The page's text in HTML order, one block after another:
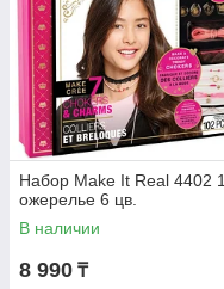
Набор Make It Real 4402 1
ожерелье 6 цв.
В наличии
8 990 ₸